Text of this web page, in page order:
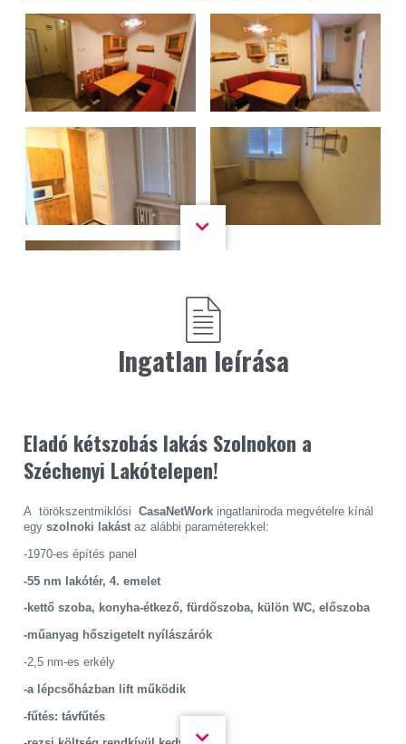
Ingatlan leírása
Eladó kétszobás lakás Szolnokon a
Széchenyi Lakótelepen!
A törökszentmiklósi CasaNetWork ingatlaniroda megvételre kínál
egy szolnoki lakástaz alábbi paraméterekkel:
-1970-es építés panel
-55 nm lakótér, 4. emelet
-kettő szoba, konyha-étkező, fürdőszoba, külön WC, előszoba
-műanyag hőszigetelt nyílászárók
-2,5 nm-es erkély
-a lépcsőházban lift működik
-fűtés: távfűtés